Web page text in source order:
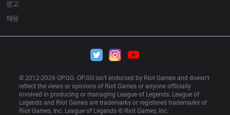
광고
채용
© 2012-2026 OP.GG. OP.GG isn’t endorsed by Riot Games and doesn’t
reflect the views or opinions of Riot Games or anyone officially
involved in producing or managing League of Legends. League of
Legends and Riot Games are trademarks or registered trademarks of
Riot Games, Inc. League of Legends © Riot Games, Inc.